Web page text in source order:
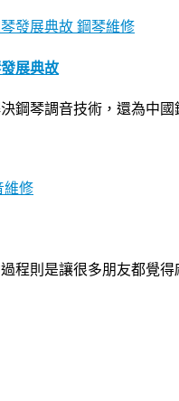
鋼琴維修
展典故
鋼琴調音技術，還為中
維修
程則是讓很多朋友都覺